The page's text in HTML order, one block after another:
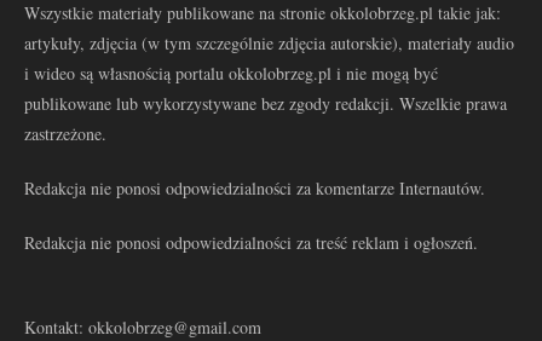
Wszystkie materiały publikowane na stronie okkolobrzeg.pl takie jak:
artykuły, zdjęcia (w tym szczególnie zdjęcia autorskie), materiały audio
i wideo są własnością portalu okkolobrzeg.pl i nie mogą być
publikowane lub wykorzystywane bez zgody redakcji. Wszelkie prawa
zastrzeżone.
Redakcja nie ponosi odpowiedzialności za komentarze Internautów.
Redakcja nie ponosi odpowiedzialności za treść reklam i ogłoszeń.
Kontakt: okkolobrzeg@gmail.com